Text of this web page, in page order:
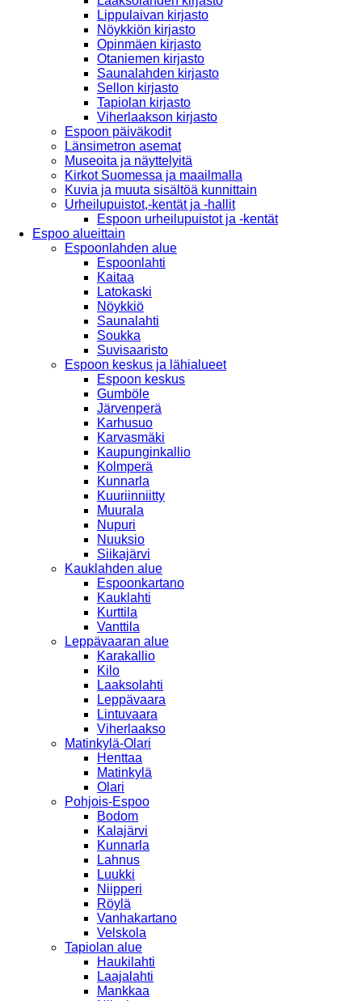
Lippulaivan kirjasto
Nöykkiön kirjasto
Opinmäen kirjasto
Otaniemen kirjasto
Saunalahden kirjasto
Sellon kirjasto
Tapiolan kirjasto
Viherlaakson kirjasto
Espoon päiväkodit
Länsimetron asemat
Museoita ja näyttelyitä
Kirkot Suomessa ja maailmalla
Kuvia ja muuta sisältöä kunnittain
Urheilupuistot,-kentät ja -hallit
Espoon urheilupuistot ja -kentät
Espoo alueittain
Espoonlahden alue
Espoonlahti
Kaitaa
Latokaski
Nöykkiö
Saunalahti
Soukka
Suvisaaristo
Espoon keskus ja lähialueet
Espoon keskus
Gumböle
Järvenperä
Karhusuo
Karvasmäki
Kaupunginkallio
Kolmperä
Kunnarla
Kuuriinniitty
Muurala
Nupuri
Nuuksio
Siikajärvi
Kauklahden alue
Espoonkartano
Kauklahti
Kurttila
Vanttila
Leppävaaran alue
Karakallio
Kilo
Laaksolahti
Leppävaara
Lintuvaara
Viherlaakso
Matinkylä-Olari
Henttaa
Matinkylä
Olari
Pohjois-Espoo
Bodom
Kalajärvi
Kunnarla
Lahnus
Luukki
Niipperi
Röylä
Vanhakartano
Velskola
Tapiolan alue
Haukilahti
Laajalahti
Mankkaa